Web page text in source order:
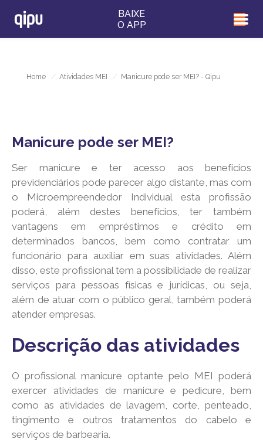
Home / Atividades MEI / Manicure pode ser MEI? - Qipu
BAIXE
O APP
Manicure pode ser MEI?
Ser manicure e ter acesso aos benefícios
previdenciários pode parecer algo distante, mas com
o Microempreendedor Individual esta profissão
poderá, além destes benefícios, ter também
vantagens em empréstimos e crédito em
determinados bancos, bem como contratar um
funcionário para auxiliar em suas atividades. Além
disso, este profissional tem a possibilidade de realizar
serviços para pessoas físicas e jurídicas, ou seja,
além de atuar com o público geral, também poderá
atender empresas.
Descrição das atividades
O profissional manicure optante pelo MEI poderá
exercer atividades de manicure e pedicure, bem
como as atividades de lavagem, corte, penteado,
tingimento e outros tratamentos do cabelo e
serviços de barbearia.